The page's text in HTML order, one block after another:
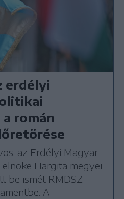
erdélyi
román
az Erdélyi Magyar
Hargita megyei
be ismét RMDSZ-
A